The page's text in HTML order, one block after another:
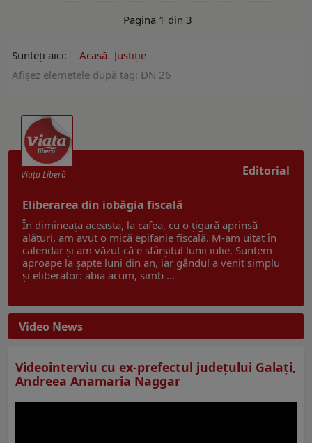
Pagina 1 din 3
Sunteți aici: Acasă Justiție
Afişez elemetele după tag: DN 26
Editorial
Viaţa Liberă
Eliberarea din iobăgia fiscală
În dimineața aceasta, la cafea, cu o țigară aprinsă
alături, am avut o mică epifanie fiscală. M-am uitat în
calendar și am văzut că e sfârșitul lunii iulie. Suntem
aproape la șapte luni din an, iar gândul a venit simplu
și eliberator: abia acum, simb ...
Video News
Videointerviu cu ex-prefectul judeţului Galaţi,
Andreea Anamaria Naggar